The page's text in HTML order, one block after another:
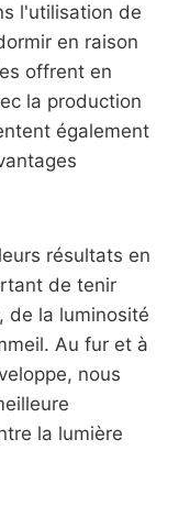
l'utilisation de
en raison
offrent en
la production
également
résultats en
de tenir
de la luminosité
Au fur et à
nous
la lumière